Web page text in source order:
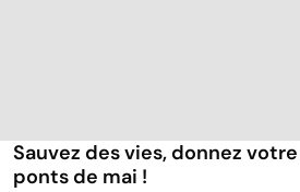
Sauvez des vies, donnez
ponts de mai !